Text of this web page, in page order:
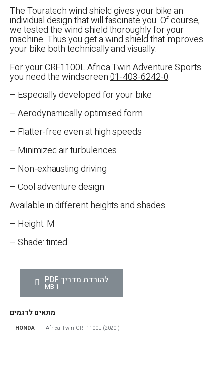
The Touratech wind shield gives your bike an
individual design that will fascinate you. Of course,
we tested the wind shield thoroughly for your
machine. Thus you get a wind shield that improves
your bike both technically and visually.
For your CRF1100L Africa TwinAdventure Sports
you need the windscreen01-403-6242-0.
– Especially developed for your bike
– Aerodynamically optimised form
– Flatter-free even at high speeds
– Minimized air turbulences
– Non-exhausting driving
– Cool adventure design
Available in different heights and shades.
– Height: M
– Shade: tinted
להורדת מדריך PDF
1 MB
מתאים לדגמים
HONDA Africa Twin CRF1100L (2020-)